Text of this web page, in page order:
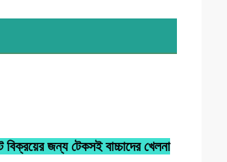
বিক্রয়ের জন্য টেকসই বাচ্চাদের খেলনা